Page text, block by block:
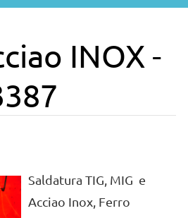
INOX -
Saldatura TIG, MIG e
Acciao Inox, Ferro